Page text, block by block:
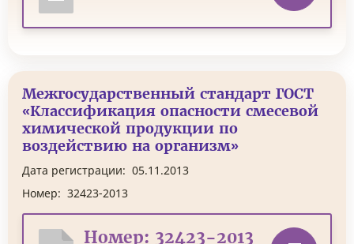
Межгосударственный стандарт ГОСТ
«Классификация опасности смесевой
химической продукции по
воздействию на организм»
Дата регистрации: 05.11.2013
Номер: 32423-2013
Номер: 32423-2013